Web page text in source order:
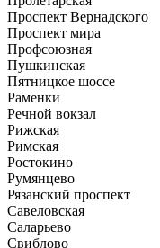
Проспект Вернадского
Проспект мира
Профсоюзная
Пушкинская
Пятницкое шоссе
Раменки
Речной вокзал
Рижская
Римская
Ростокино
Румянцево
Рязанский проспект
Савеловская
Саларьево
Свиблово